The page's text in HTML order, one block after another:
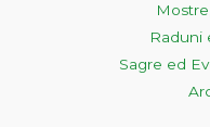
Raduni
Sagre ed